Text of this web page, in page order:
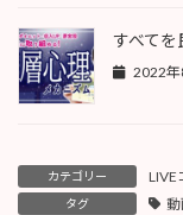
すべて
2022年
カテゴリー LIVE
タグ 動